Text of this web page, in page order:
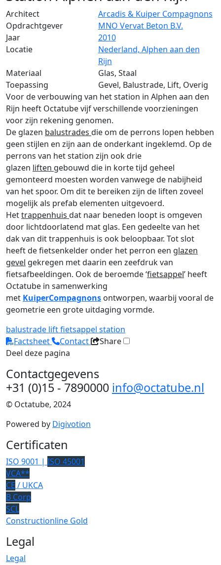
Architect
Arcadis & Kuiper Compagnons
Opdrachtgever
MNO Vervat Beton B.V.
Jaar
2010
Locatie
Nederland, Alphen aan den
Rijn
Materiaal
Glas, Staal
Toepassing
Gevel, Balustrade, Lift, Overig
Voor de verbouwing van het station in Alphen aan den
Rijn heeft Octatube vijf verschillende voorzieningen
voor zijn rekening genomen.
De glazen balustrades die om de perrons lopen hebben
geen stijlen en zijn aan de onderkant ingeklemd. Op de
perrons van het station zijn ook drie
glazen liften gebouwd die in korte tijd geheel
gemonteerd moesten worden vanwege de nabijheid
van het spoor. Om dit te bereiken zijn de liften zoveel
mogelijk als prefab elementen uitgevoerd.
Hettrappenhuis dat naar beneden loopt is omgeven
door lichtdoorlatend mat glas. Een gedeelte van het
dak van dit trappenhuis is ook beloopbaar. Tot slot
heeft de fietsenkelder onder het perron een glazen
gevel gekregen met daarin een zeefdruk van
fietsafbeeldingen. Ook de beroemde ‘fietsappel’ heeft
Octatube in samenwerking
met KuiperCompagnons ontworpen, waarbij vooral de
geometrie een grote uitdaging vormde.
balustrade liftfietsappel station
Factsheet
Contact
Share
Deel deze pagina
Contactgegevens
+31 (0)15 - 7890000 info@octatube.nl
© Octatube, 2024
Powered by Digivotion
Certificaten
ISO 9001 | ISO 45001
VCA**
CE / UKCA
B Corp
SCL
Constructionline Gold
Legal
Legal